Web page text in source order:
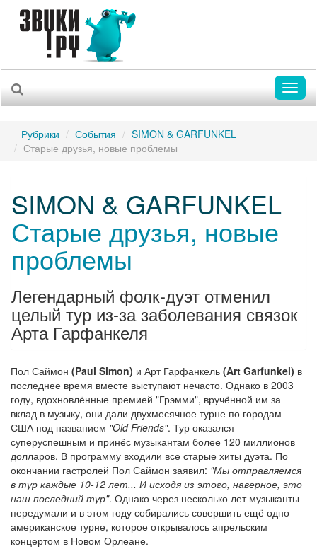
Рубрики События
SIMON & GARFUNKEL
Старые друзья, новые проблемы
SIMON & GARFUNKEL
Старые друзья, новые
проблемы
Легендарный фолк-дуэт отменил
целый тур из-за заболевания связок
Арта Гарфанкеля
Пол Саймон (Paul Simon) и Арт Гарфанкель (Art Garfunkel) в
последнее время вместе выступают нечасто. Однако в 2003
году, вдохновлённые премией "Грэмми", вручённой им за
вклад в музыку, они дали двухмесячное турне по городам
США под названием "Old Friends". Тур оказался
суперуспешным и принёс музыкантам более 120 миллионов
долларов. В программу входили все старые хиты дуэта. По
окончании гастролей Пол Саймон заявил: "Мы отправляемся
в тур каждые 10-12 лет... И исходя из этого, наверное, это
наш последний тур". Однако через несколько лет музыканты
передумали и в этом году собирались совершить ещё одно
американское турне, которое открывалось апрельским
концертом в Новом Орлеане.